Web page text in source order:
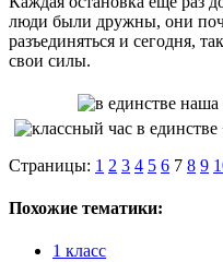
люди были дружны, они
разъединяться и сегодня,
свои силы.
Страницы: 1 2 3 4 5 6 7 8 9
Похожие тематики:
1 класс